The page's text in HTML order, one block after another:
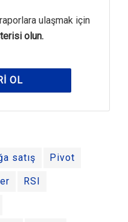
ulaşmak için
olun.
OL
satış Pivot
RSI